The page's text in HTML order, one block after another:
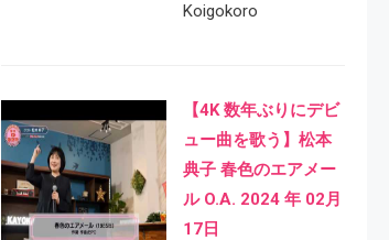
Koigokoro
【4K 数年ぶりにデビ
ュー曲を歌う】松本
典子 春色のエアメー
ル O.A. 2024 年 02月
17日